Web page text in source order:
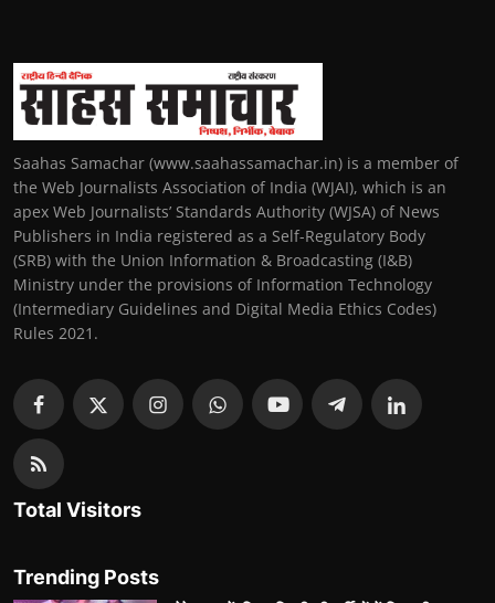
Saahas Samachar (www.saahassamachar.in) is a member of
the Web Journalists Association of India (WJAI), which is an
apex Web Journalists’ Standards Authority (WJSA) of News
Publishers in India registered as a Self-Regulatory Body
(SRB) with the Union Information & Broadcasting (I&B)
Ministry under the provisions of Information Technology
(Intermediary Guidelines and Digital Media Ethics Codes)
Rules 2021.
Total Visitors
Trending Posts